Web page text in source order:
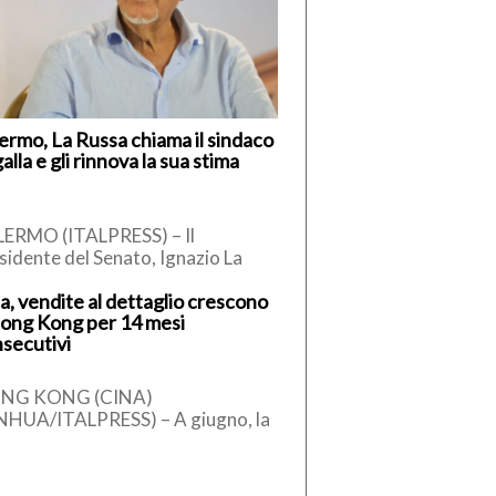
La Russa chiama il sindaco
e gli rinnova la sua stima
(ITALPRESS) – Il
del Senato, Ignazio La
ha telefonato al sindaco
[…]
vendite al dettaglio crescono
Kong per 14 mesi
KONG (CINA)
ITALPRESS) – A giugno, la